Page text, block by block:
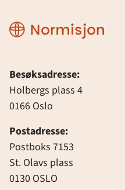
Normisjon
Besøksadresse:
Holbergs plass 4
0166 Oslo
Postadresse:
Postboks 7153
St. Olavs plass
0130 OSLO